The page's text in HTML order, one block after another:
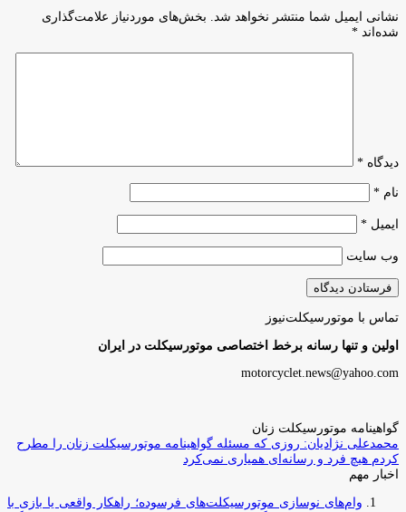
نشانی ایمیل شما منتشر نخواهد شد.
بخش‌های موردنیاز علامت‌گذاری
شده‌اند *
دیدگاه *
نام *
ایمیل *
وب‌ سایت
تماس با موتورسیکلت‌نیوز
اولین و تنها رسانه برخط اختصاصی موتورسیکلت در ایران
motorcyclet.news@yahoo.com
گواهینامه موتورسیکلت زنان
محمدعلی نژادیان: روزی که مسئله گواهینامه موتورسیکلت زنان را مطرح
کردم هیچ فرد و رسانه‌ای همیاری نمی‌کرد
اخبار مهم
وام‌های نوسازی موتورسیکلت‌های فرسوده؛ راهکار واقعی یا بازی با